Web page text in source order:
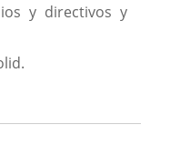
y directivos y